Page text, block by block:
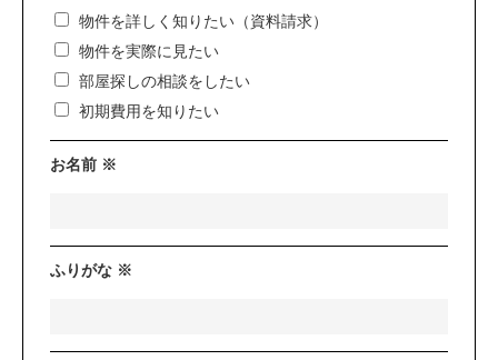
物件を詳しく知りたい（資料請求）
物件を実際に見たい
部屋探しの相談をしたい
初期費用を知りたい
お名前 ※
ふりがな ※